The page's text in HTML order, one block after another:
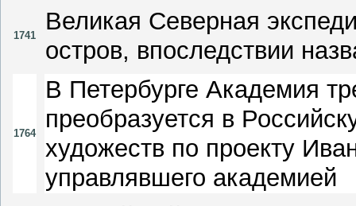
1741
Великая Северная
остров, впоследствии
1764
В Петербурге Академия
преобразуется в
художеств по проекту
управлявшего академией